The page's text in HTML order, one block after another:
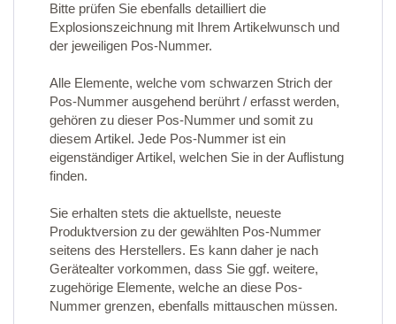
Bitte prüfen Sie ebenfalls detailliert die
Explosionszeichnung mit Ihrem Artikelwunsch und
der jeweiligen Pos-Nummer.
Alle Elemente, welche vom schwarzen Strich der
Pos-Nummer ausgehend berührt / erfasst werden,
gehören zu dieser Pos-Nummer und somit zu
diesem Artikel. Jede Pos-Nummer ist ein
eigenständiger Artikel, welchen Sie in der Auflistung
finden.
Sie erhalten stets die aktuellste, neueste
Produktversion zu der gewählten Pos-Nummer
seitens des Herstellers. Es kann daher je nach
Gerätealter vorkommen, dass Sie ggf. weitere,
zugehörige Elemente, welche an diese Pos-
Nummer grenzen, ebenfalls mittauschen müssen.